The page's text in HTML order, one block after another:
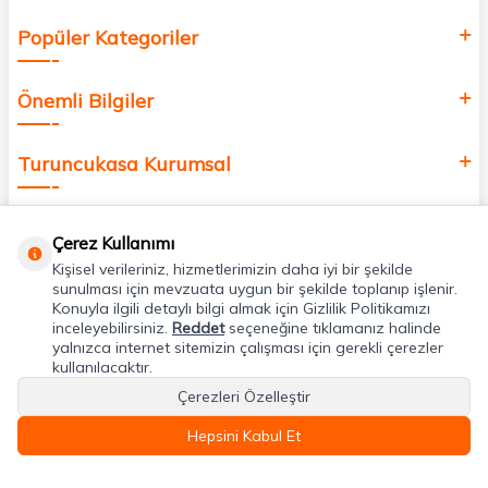
Popüler Kategoriler
Önemli Bilgiler
Turuncukasa Kurumsal
Uygulamalarımız
Adres & İletişim
Çerez Kullanımı
Kişisel verileriniz, hizmetlerimizin daha iyi bir şekilde
sunulması için mevzuata uygun bir şekilde toplanıp işlenir.
Konuyla ilgili detaylı bilgi almak için Gizlilik Politikamızı
inceleyebilirsiniz. Reddetseçeneğine tıklamanız halinde
yalnızca internet sitemizin çalışması için gerekli çerezler
kullanılacaktır.
Çerezleri Özelleştir
Hepsini Kabul Et